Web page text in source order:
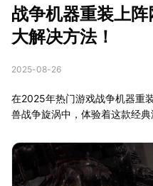
战争机器重装上
大解决方法！
2025-08-26
在2025年热门游戏战争机器重
兽战争旋涡中，体验着这款经典